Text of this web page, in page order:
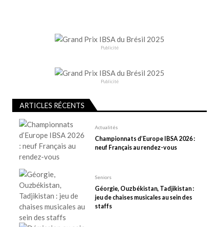
l
’
Publicité
Publicité
ARTICLES RÉCENTS
Actualités
Championnats d’Europe IBSA 2026 :
neuf Français au rendez-vous
Seniors
Géorgie, Ouzbékistan, Tadjikistan :
jeu de chaises musicales au sein des
staffs